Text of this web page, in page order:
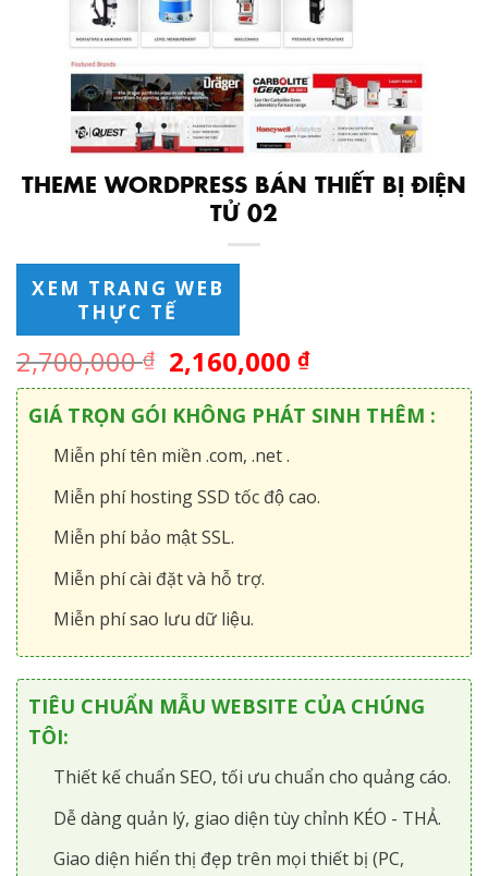
THEME WORDPRESS BÁN THIẾT BỊ ĐIỆN
TỬ 02
XEM TRANG WEB
THỰC TẾ
2,700,000₫ 2,160,000₫
GIÁ TRỌN GÓI KHÔNG PHÁT SINH THÊM :
Miễn phí tên miền .com, .net .
Miễn phí hosting SSD tốc độ cao.
Miễn phí bảo mật SSL.
Miễn phí cài đặt và hỗ trợ.
Miễn phí sao lưu dữ liệu.
TIÊU CHUẨN MẪU WEBSITE CỦA CHÚNG
TÔI:
Thiết kế chuẩn SEO, tối ưu chuẩn cho quảng cáo.
Dễ dàng quản lý, giao diện tùy chỉnh KÉO - THẢ.
Giao diện hiển thị đẹp trên mọi thiết bị (PC,